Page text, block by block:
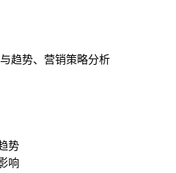
趋势、营销策略分析
势
响